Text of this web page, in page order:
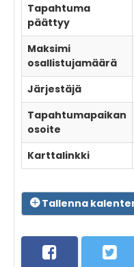
Tapahtuma
päättyy
Maksimi
osallistujamäärä
Järjestäjä
Tapahtumapaikan
osoite
Karttalinkki
Tallenna